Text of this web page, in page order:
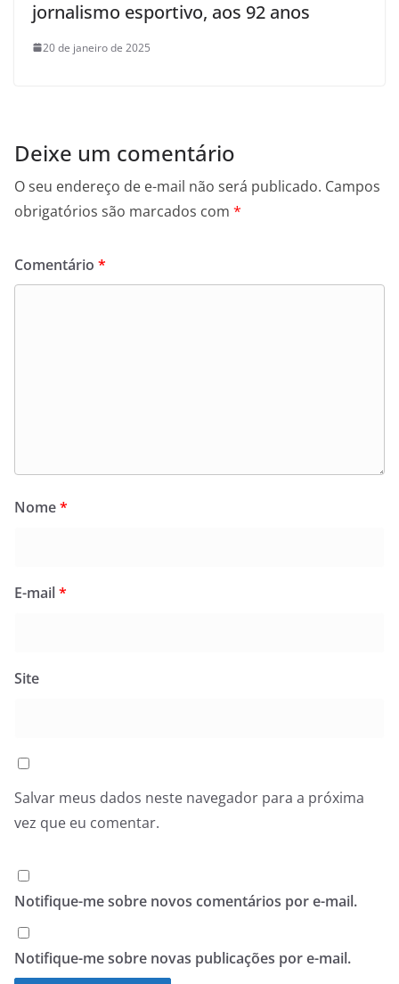
jornalismo esportivo, aos 92 anos
20 de janeiro de 2025
Deixe um comentário
O seu endereço de e-mail não será publicado. Campos
obrigatórios são marcados com *
Comentário *
Nome*
E-mail*
Site
Salvar meus dados neste navegador para a próxima
vez que eu comentar.
Notifique-me sobre novos comentários por e-mail.
Notifique-me sobre novas publicações por e-mail.